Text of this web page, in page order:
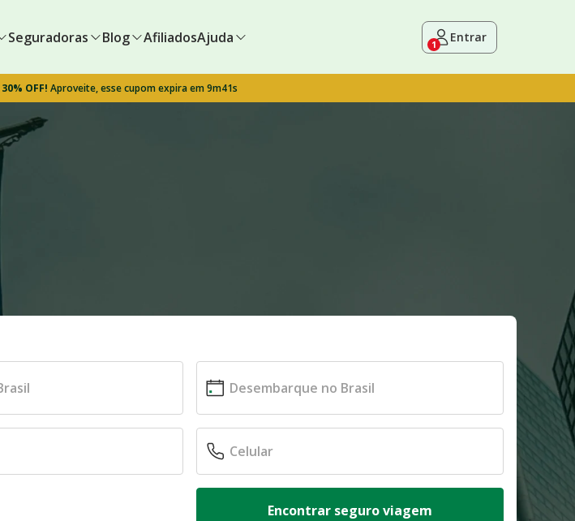
Seguradoras Blog AfiliadosAjuda 1 Entrar
30% OFF! Aproveite, esse cupom expira em 9m40s
Encontrar seguro viagem